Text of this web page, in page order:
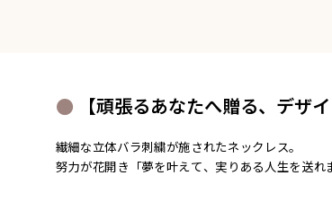
【頑張るあなたへ贈る、デザ
繊細な立体バラ刺繍が施されたネックレス。
努力が花開き「夢を叶えて、実りある人生を送れ